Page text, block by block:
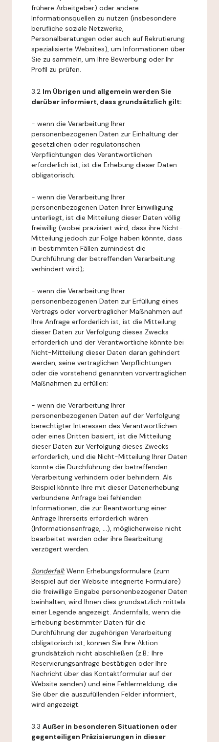
frühere Arbeitgeber) oder andere
Informationsquellen zu nutzen (insbesondere
berufliche soziale Netzwerke,
Personalberatungen oder auch auf Rekrutierung
spezialisierte Websites), um Informationen über
Sie zu sammeln, um Ihre Bewerbung oder Ihr
Profil zu prüfen.
3.2 Im Übrigen und allgemein werden Sie
darüber informiert, dass grundsätzlich gilt:
- wenn die Verarbeitung Ihrer
personenbezogenen Daten zur Einhaltung der
gesetzlichen oder regulatorischen
Verpflichtungen des Verantwortlichen
erforderlich ist, ist die Erhebung dieser Daten
obligatorisch;
- wenn die Verarbeitung Ihrer
personenbezogenen Daten Ihrer Einwilligung
unterliegt, ist die Mitteilung dieser Daten völlig
freiwillig (wobei präzisiert wird, dass ihre Nicht-
Mitteilung jedoch zur Folge haben könnte, dass
in bestimmten Fällen zumindest die
Durchführung der betreffenden Verarbeitung
verhindert wird);
- wenn die Verarbeitung Ihrer
personenbezogenen Daten zur Erfüllung eines
Vertrags oder vorvertraglicher Maßnahmen auf
Ihre Anfrage erforderlich ist, ist die Mitteilung
dieser Daten zur Verfolgung dieses Zwecks
erforderlich und der Verantwortliche könnte bei
Nicht-Mitteilung dieser Daten daran gehindert
werden, seine vertraglichen Verpflichtungen
oder die vorstehend genannten vorvertraglichen
Maßnahmen zu erfüllen;
- wenn die Verarbeitung Ihrer
personenbezogenen Daten auf der Verfolgung
berechtigter Interessen des Verantwortlichen
oder eines Dritten basiert, ist die Mitteilung
dieser Daten zur Verfolgung dieses Zwecks
erforderlich, und die Nicht-Mitteilung Ihrer Daten
könnte die Durchführung der betreffenden
Verarbeitung verhindern oder behindern. Als
Beispiel könnte Ihre mit dieser Datenerhebung
verbundene Anfrage bei fehlenden
Informationen, die zur Beantwortung einer
Anfrage Ihrerseits erforderlich wären
(Informationsanfrage, ...), möglicherweise nicht
bearbeitet werden oder ihre Bearbeitung
verzögert werden.
Sonderfall:Wenn Erhebungsformulare (zum
Beispiel auf der Website integrierte Formulare)
die freiwillige Eingabe personenbezogener Daten
beinhalten, wird Ihnen dies grundsätzlich mittels
einer Legende angezeigt. Andernfalls, wenn die
Erhebung bestimmter Daten für die
Durchführung der zugehörigen Verarbeitung
obligatorisch ist, können Sie Ihre Aktion
grundsätzlich nicht abschließen (z.B.: Ihre
Reservierungsanfrage bestätigen oder Ihre
Nachricht über das Kontaktformular auf der
Website senden) und eine Fehlermeldung, die
Sie über die auszufüllenden Felder informiert,
wird angezeigt.
3.3 Außer in besonderen Situationen oder
gegenteiligen Präzisierungen in dieser